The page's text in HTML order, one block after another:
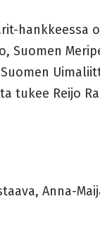
hankkeessa
tukee Reijo
Anna-